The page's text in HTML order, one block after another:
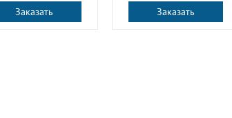
Заказать Заказать